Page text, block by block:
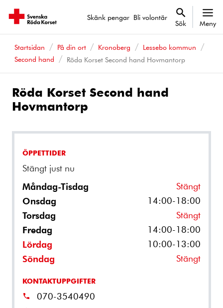
Skänk pengar Bli volontär
Sök Meny
Startsidan På din ort Kronoberg
Lessebo kommun
Second hand
Röda Korset Second hand Hovmantorp
Röda Korset Second hand
Hovmantorp
ÖPPETTIDER
Stängt just nu
Måndag-Tisdag Stängt
Onsdag 14:00-18:00
Torsdag Stängt
Fredag 14:00-18:00
Lördag 10:00-13:00
Söndag Stängt
KONTAKTUPPGIFTER
070-3540490